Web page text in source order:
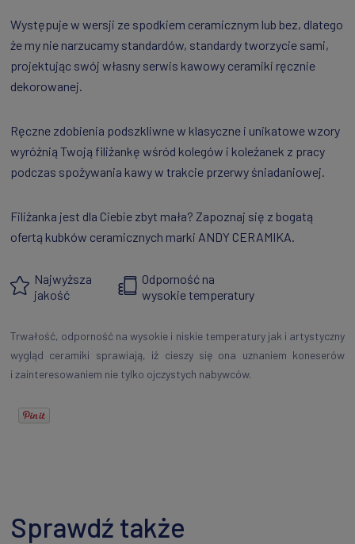
Występuje w wersji ze spodkiem ceramicznym lub bez, dlatego
że my nie narzucamy standardów, standardy tworzycie sami,
projektując swój własny serwis kawowy ceramiki ręcznie
dekorowanej.
Ręczne zdobienia podszkliwne w klasyczne i unikatowe wzory
wyróżnią Twoją filiżankę wśród kolegów i koleżanek z pracy
podczas spożywania kawy w trakcie przerwy śniadaniowej.
Filiżanka jest dla Ciebie zbyt mała? Zapoznaj się z bogatą
ofertą kubków ceramicznych marki ANDY CERAMIKA.
Najwyższa
jakość
Odporność na
wysokie temperatury
Trwałość, odporność na wysokie i niskie temperatury jak i artystyczny
wygląd ceramiki sprawiają, iż cieszy się ona uznaniem koneserów
i zainteresowaniem nie tylko ojczystych nabywców.
Sprawdź także